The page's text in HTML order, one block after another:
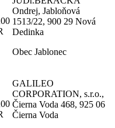
Ondrej, Jabloňová
1513/22, 900 29 Nová
Dedinka
Obec Jablonec
GALILEO
CORPORATION, s.r.o.,
Čierna Voda 468, 925 06
Čierna Voda